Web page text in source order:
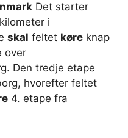
Det starter
i
skal feltet køre knap
over
Den tredje etape
hvorefter feltet
4. etape fra